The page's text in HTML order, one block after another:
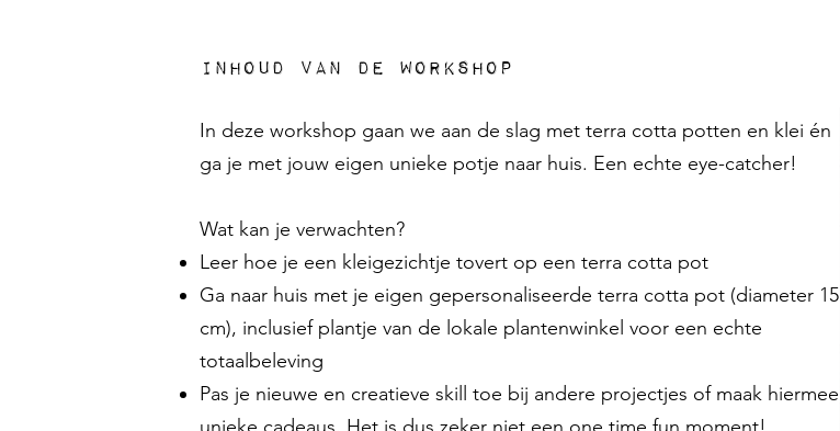
Inhoud van de workshop
In deze workshop gaan we aan de slag met terra cotta potten en klei én
ga je met jouw eigen unieke potje naar huis. Een echte eye-catcher!
Wat kan je verwachten?
Leer hoe je een kleigezichtje tovert op een terra cotta pot
Ga naar huis met je eigen gepersonaliseerde terra cotta pot (diameter 15
cm), inclusief plantje van de lokale plantenwinkel voor een echte
totaalbeleving
Pas je nieuwe en creatieve skill toe bij andere projectjes of maak hiermee